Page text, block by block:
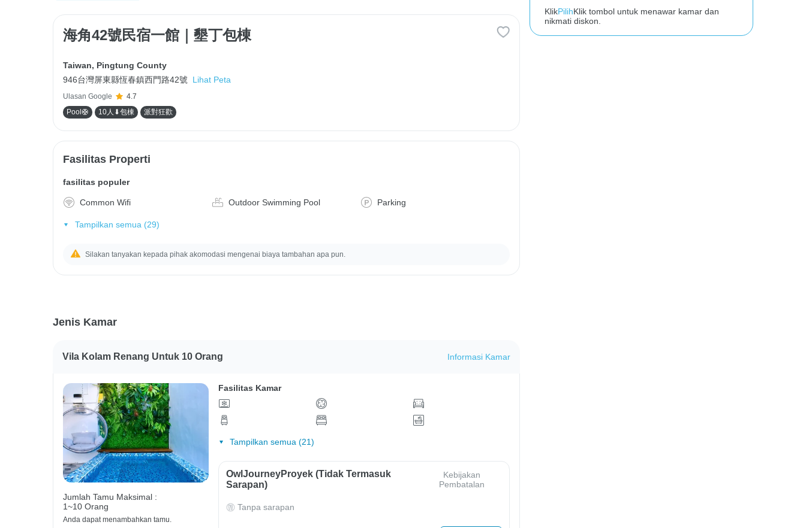
海角42號民宿一館｜墾丁包棟
Taiwan, Pingtung County
946台灣屏東縣恆春鎮西門路42號
Lihat Peta
Ulasan Google
4.7
Pool🛟
10人⬇包棟 派對狂歡
Fasilitas Properti
fasilitas populer
Common Wifi Outdoor Swimming Pool Parking
Tampilkan semua (29)
Silakan tanyakan kepada pihak akomodasi mengenai biaya tambahan apa pun.
Jenis Kamar
Vila Kolam Renang Untuk 10 Orang Informasi Kamar
Jumlah Tamu Maksimal :
1~10 Orang
Anda dapat menambahkan tamu.
Fasilitas Kamar
Tampilkan semua (21)
OwlJourneyProyek (Tidak Termasuk
Sarapan)
Kebijakan
Pembatalan
Tanpa sarapan
KlikPilihKlik tombol untuk menawar kamar dan
nikmati diskon.